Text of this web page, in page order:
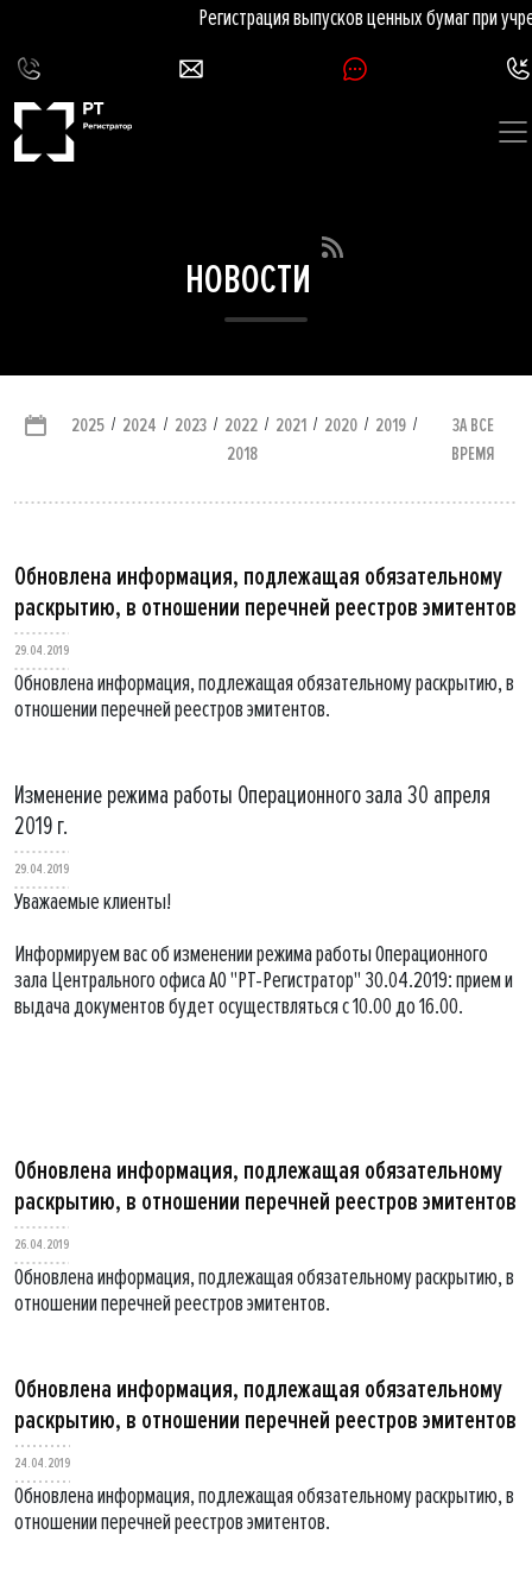
Регистрация выпусков ценных бумаг при
НОВОСТИ
2025 / 2024 / 2023 / 2022 / 2021 / 2020 / 2019 /
2018
ЗА ВСЕ
ВРЕМЯ
Обновлена информация, подлежащая обязательному
раскрытию, в отношении перечней реестров эмитентов
29.04.2019
Обновлена информация, подлежащая обязательному раскрытию, в
отношении перечней реестров эмитентов.
Изменение режима работы Операционного зала 30 апреля
2019 г.
29.04.2019
Уважаемые клиенты!
Информируем вас об изменении режима работы Операционного
зала Центрального офиса АО "РТ-Регистратор" 30.04.2019: прием и
выдача документов будет осуществляться с 10.00 до 16.00.
Обновлена информация, подлежащая обязательному
раскрытию, в отношении перечней реестров эмитентов
26.04.2019
Обновлена информация, подлежащая обязательному раскрытию, в
отношении перечней реестров эмитентов.
Обновлена информация, подлежащая обязательному
раскрытию, в отношении перечней реестров эмитентов
24.04.2019
Обновлена информация, подлежащая обязательному раскрытию, в
отношении перечней реестров эмитентов.